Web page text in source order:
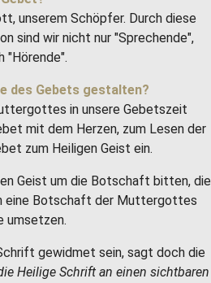
unserem Schöpfer. Durch diese
sind wir nicht nur "Sprechende",
"Hörende".
des Gebets gestalten?
in unsere Gebetszeit
mit dem Herzen, zum Lesen der
zum Heiligen Geist ein.
Geist um die Botschaft bitten, die
eine Botschaft der Muttergottes
umsetzen.
gewidmet sein, sagt doch die
Heilige Schrift an einen sichtbaren